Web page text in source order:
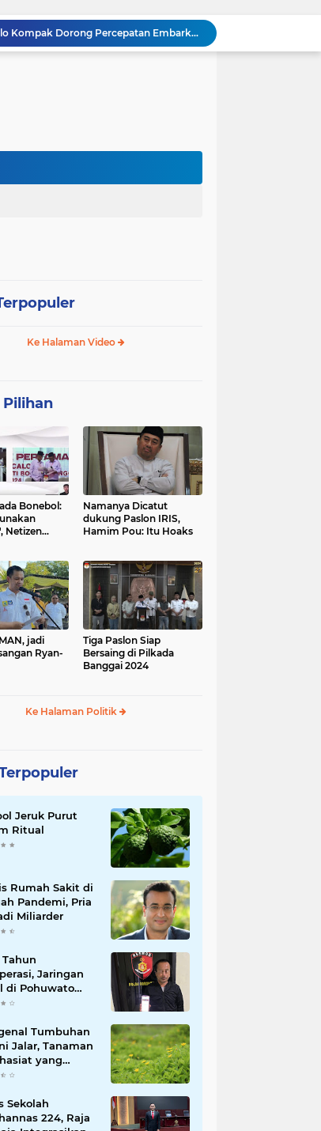
Gubernur dan Kapolda Gorontalo Kompak Dorong Percepatan Embarkasi Haji Penuh
Satker Polda Gorontalo Borong Penghargaan Treasury Award 2025 dari Kanwil DJPb
Riset Ilmiah Ungkap Dampak Kronis PETI di Pohuwato, Pencemaran Merkuri Kian Meluas
Ke Halaman Video
Bonebol:
Netizen
Namanya Dicatut
dukung Paslon IRIS,
Hamim Pou: Itu Hoaks
jadi
Ryan-
Tiga Paslon Siap
Bersaing di Pilkada
Banggai 2024
Ke Halaman Politik
Jeruk Purut
Ritual
Rumah Sakit di
Pandemi, Pria
Miliarder
Jaringan
di Pohuwato
Dibongkar
Tumbuhan
Jalar, Tanaman
yang
Gulma
Sekolah
224, Raja